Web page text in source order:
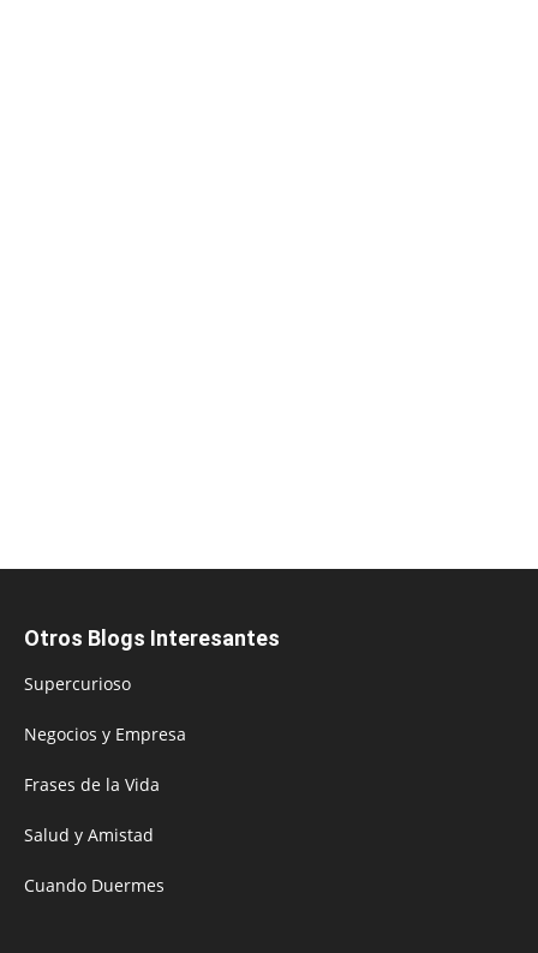
Otros Blogs Interesantes
Supercurioso
Negocios y Empresa
Frases de la Vida
Salud y Amistad
Cuando Duermes